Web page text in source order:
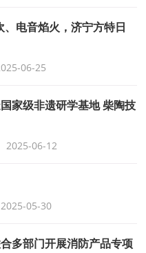
电音焰火，济宁方特日
06-25
家级非遗研学基地 柴陶技
2025-06-12
2025-05-30
多部门开展消防产品专项